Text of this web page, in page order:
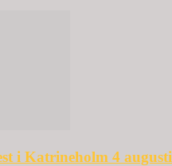
i Katrineholm 4 augusti